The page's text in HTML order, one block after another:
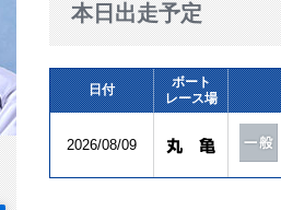
本日出走予定
日付
ボート
レース場
2026/08/09